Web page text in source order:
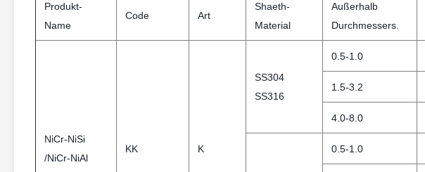
Produkt-
Name
Code Art
Shaeth-
Material
Außerhalb
Durchmessers.
NiCr-NiSi
/NiCr-NiAl
KK K
SS304
SS316
0.5-1.0
1.5-3.2
4.0-8.0
0.5-1.0